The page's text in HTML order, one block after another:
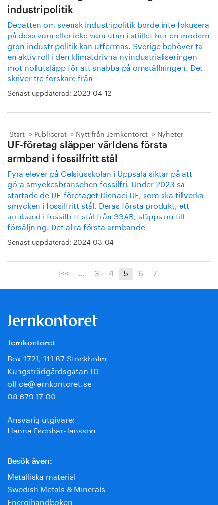
industripolitik
Debatten om svensk industripolitik borde inte fokusera
på dess vara eller icke vara utan i stället hur en modern
grön industripolitik kan utformas. Sverige behöver ta
en aktiv roll i den klimatdrivna nyindustrialiseringen
mot nollutsläpp för att snabba på omställningen. Det
skriver tre forskare från
Senast uppdaterad: 2023-04-12
Start Publicerat Nytt från Jernkontoret Nyheter
UF-företag släpper världens första
armband i fossilfritt stål
Fyra elever på Celsiusskolan i Uppsala siktar på att
göra smyckesbranschen fossilfri. Under 2023 så
startade de UF-företaget Dienaci UF, som ska tillverka
smycken i fossilfritt stål. Deras första produkt, ett
armband i fossilfritt stål från SSAB, släpps nu till
försäljning. Det allra första armbande
Senast uppdaterad: 2024-03-04
|<< … 3 4 5 6 7
Jernkontoret
Box 1721, 111 87 Stockholm
Kungsträdgårdsgatan 10
office@jernkontoret.se
08 679 17 00
Ansvarig utgivare:
Hanna Escobar-Jansson
Besök även:
Metalliska material
Swedish Metals & Minerals
Energihandboken